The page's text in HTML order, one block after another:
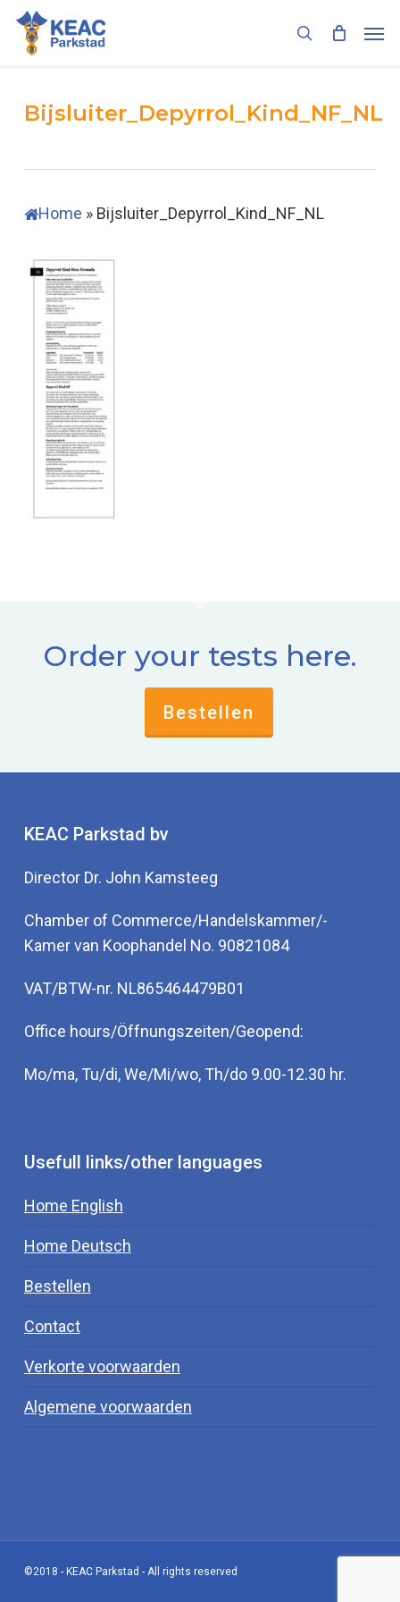
Skip
main
search
Bijsluiter_Depyrrol_Kind_NF_NL
Home » Bijsluiter_Depyrrol_Kind_NF_NL
Order your tests here.
Bestellen
KEAC Parkstad bv
Director Dr. John Kamsteeg
Chamber of Commerce/Handelskammer/-
Kamer van Koophandel No. 90821084
VAT/BTW-nr. NL865464479B01
Office hours/Öffnungszeiten/Geopend:
Mo/ma, Tu/di, We/Mi/wo, Th/do 9.00-12.30 hr.
Usefull links/other languages
Home English
Home Deutsch
Bestellen
Contact
Verkorte voorwaarden
Algemene voorwaarden
©2018 - KEAC Parkstad - All rights reserved